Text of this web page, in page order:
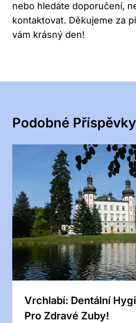
nebo hledáte doporučení,
kontaktovat. Děkujeme za
vám krásný den!
Podobné Příspěvky
Vrchlabí: Dentální
Pro Zdravé Zuby!